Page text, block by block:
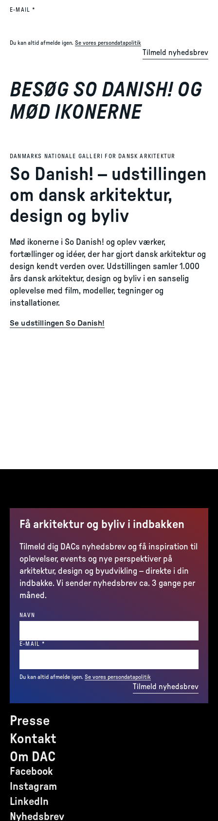
E-MAIL *
Du kan altid afmelde igen. Se vores persondatapolitik
Tilmeld nyhedsbrev
BESØG SO DANISH! OG
MØD IKONERNE
DANMARKS NATIONALE GALLERI FOR DANSK ARKITEKTUR
So Danish! – udstillingen
om dansk arkitektur,
design og byliv
Mød ikonerne i So Danish! og oplev værker,
fortællinger og idéer, der har gjort dansk arkitektur og
design kendt verden over. Udstillingen samler 1.000
års dansk arkitektur, design og byliv i en sanselig
oplevelse med film, modeller, tegninger og
installationer.
Se udstillingen So Danish!
Presse
Kontakt
Om DAC
Facebook
Instagram
LinkedIn
Nyhedsbrev
Få arkitektur og byliv i indbakken
Tilmeld dig DACs nyhedsbrev og få inspiration til
oplevelser, events og nye perspektiver på
arkitektur, design og byudvikling – direkte i din
indbakke. Vi sender nyhedsbrev ca. 3 gange per
måned.
NAVN
E-MAIL *
Du kan altid afmelde igen. Se vores persondatapolitik
Tilmeld nyhedsbrev